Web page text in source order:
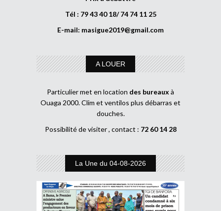
Tél : 79 43 40 18/ 74 74 11 25
E-mail: masigue2019@gmail.com
A LOUER
Particulier met en location des bureaux à
Ouaga 2000. Clim et ventilos plus débarras et
douches.
Possibilité de visiter , contact : 72 60 14 28
La Une du 04-08-2026